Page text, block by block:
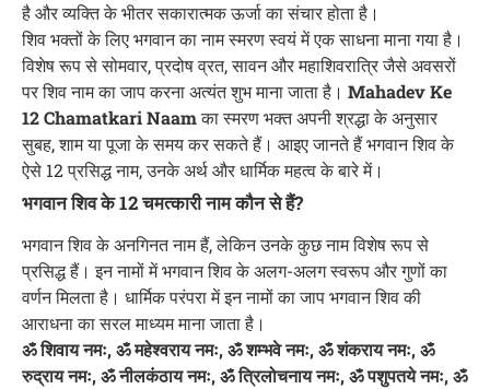
है और व्यक्ति के भीतर सकारात्मक ऊर्जा का संचार होता है।
शिव भक्तों के लिए भगवान का नाम स्मरण स्वयं में एक साधना माना गया है।
विशेष रूप से सोमवार, प्रदोष व्रत, सावन और महाशिवरात्रि जैसे अवसरों
पर शिव नाम का जाप करना अत्यंत शुभ माना जाता है। Mahadev Ke
12 Chamatkari Naamका स्मरण भक्त अपनी श्रद्धा के अनुसार
सुबह, शाम या पूजा के समय कर सकते हैं। आइए जानते हैं भगवान शिव के
ऐसे 12 प्रसिद्ध नाम, उनके अर्थ और धार्मिक महत्व के बारे में।
भगवान शिव के 12 चमत्कारी नाम कौन से हैं?
भगवान शिव के अनगिनत नाम हैं, लेकिन उनके कुछ नाम विशेष रूप से
प्रसिद्ध हैं। इन नामों में भगवान शिव के अलग-अलग स्वरूप और गुणों का
वर्णन मिलता है। धार्मिक परंपरा में इन नामों का जाप भगवान शिव की
आराधना का सरल माध्यम माना जाता है।
ॐ शिवाय नमः, ॐ महेश्वराय नमः, ॐ शम्भवे नमः, ॐ शंकराय नमः, ॐ
रुद्राय नमः, ॐ नीलकंठाय नमः, ॐ त्रिलोचनाय नमः, ॐ पशुपतये नमः, ॐ